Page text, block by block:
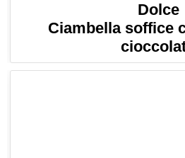
Dolce
Ciambella soffice